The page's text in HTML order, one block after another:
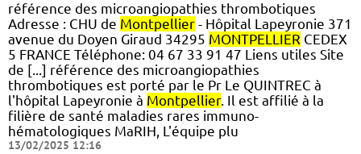
référence des microangiopathies thrombotiques
Adresse : CHU de Montpellier - Hôpital Lapeyronie 371
avenue du Doyen Giraud 34295 MONTPELLIER CEDEX
5 FRANCE Téléphone: 04 67 33 91 47 Liens utiles Site
de [...] référence des microangiopathies
thrombotiques est porté par le Pr Le QUINTREC à
l'hôpital Lapeyronie à Montpellier. Il est affilié à la
filière de santé maladies rares immuno-
hématologiques MaRIH, L'équipe plu
13/02/2025 12:16